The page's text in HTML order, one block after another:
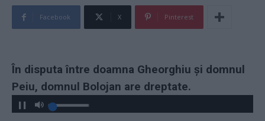
Facebook X Pinterest
În disputa între doamna Gheorghiu și domnul
Peiu, domnul Bolojan are dreptate.